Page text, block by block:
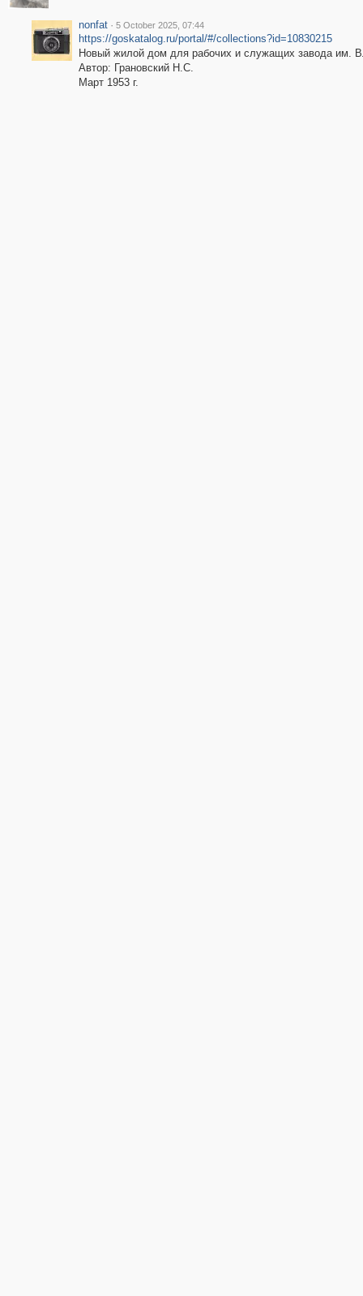
nonfat · 5 October 2025, 07:44
https://goskatalog.ru/portal/#/collections?id=10830215
Новый жилой дом для рабочих и служащих завода им.
Автор: Грановский Н.С.
Март 1953 г.